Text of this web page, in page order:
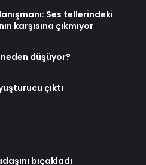
Ses tellerindeki
karşısına çıkmıyor
düşüyor?
çıktı
bıçakladı